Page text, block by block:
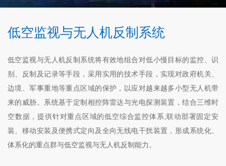
低空监视与无人机反制系统
低空监视与无人机反制系统将有效地组合对低小慢目标的监控、识
别、反制及记录等手段，采用实用的技术手段，实现对政府机关、
边境、军事重地等重点区域的保护，以应对越来越多小型无人机带
来的威胁。系统基于定制相控阵雷达与光电探测装置，结合三维时
空数据，提供针对重点区域的低空综合监控体系;联动部署固定安
装、移动安装及便携式定向及全向无线电干扰装置，形成系统化、
体系化的重点群与低空监视与无人机反制能力。